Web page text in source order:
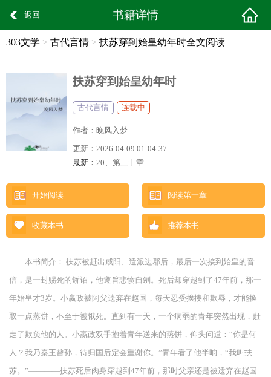
返回 书籍详情
303文学 > 古代言情 > 扶苏穿到始皇幼年时全文阅读
扶苏穿到始皇幼年时
古代言情 连载中
作者： 晚风入梦
更新： 2026-04-09 01:04:37
最新： 20、第二十章
开始阅读 阅读第一章
收藏本书 推荐本书
本书简介： 扶苏被赶出咸阳、遣派边郡后，最后一次接到始皇的音
信，是一封赐死的矫诏，他遵旨悲愤自刎。死后却穿越到了47年前，那一
年始皇才3岁。小嬴政被阿父遗弃在赵国，每天忍受挨揍和欺辱，才能换
取一点蒸饼，不至于被饿死。直到有一天，一个病弱的青年突然出现，赶
走了欺负他的人。小嬴政双手抱着青年送来的蒸饼，仰头问道：“你是何
人？我乃秦王曾孙，待归国后定会重谢你。”青年看了他半晌，“我叫扶
苏。”————扶苏死后肉身穿越到47年前，那时父亲还是被遗弃在赵国